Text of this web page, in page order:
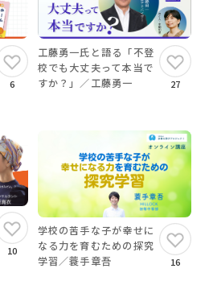
6
工藤勇一氏と語る「不登
校でも大丈夫って本当で
すか？」／工藤勇一
27
10
学校の苦手な子が幸せに
なる力を育むための探究
学習／蓑手章吾
16